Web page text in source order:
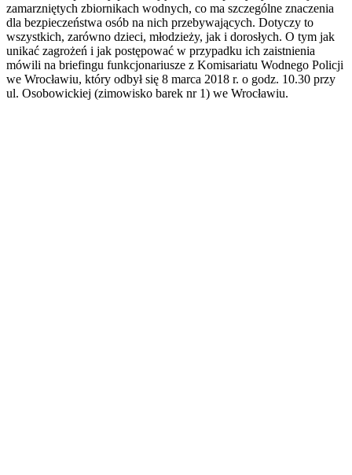
zamarzniętych zbiornikach wodnych, co ma szczególne znaczenia
dla bezpieczeństwa osób na nich przebywających. Dotyczy to
wszystkich, zarówno dzieci, młodzieży, jak i dorosłych. O tym jak
unikać zagrożeń i jak postępować w przypadku ich zaistnienia
mówili na briefingu funkcjonariusze z Komisariatu Wodnego Policji
we Wrocławiu, który odbył się 8 marca 2018 r. o godz. 10.30 przy
ul. Osobowickiej (zimowisko barek nr 1) we Wrocławiu.